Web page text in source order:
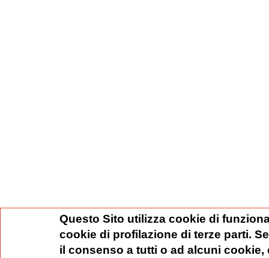
Questo Sito utilizza cookie di
cookie di profilazione di terze parti.
il consenso a tutti o ad alcuni